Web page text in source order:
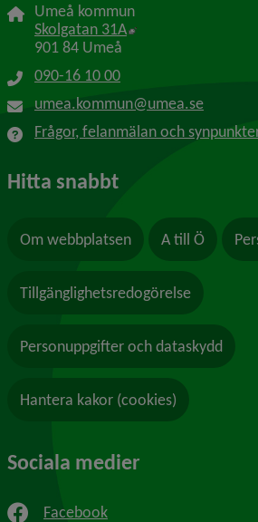
Umeå kommun
Skolgatan 31A Länk till annan
901 84 Umeå
090-16 10 00
umea.kommun@umea.se
Frågor, felanmälan och
Hitta snabbt
Om webbplatsen A till Ö
Tillgänglighetsredogörelse
Personuppgifter och dataskydd
Hantera kakor (cookies)
Sociala medier
Facebook